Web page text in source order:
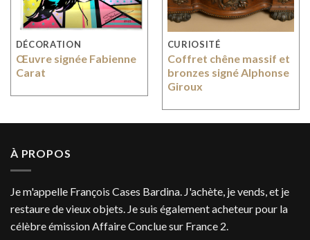
DÉCORATION
Œuvre signée Fabienne
Carat
CURIOSITÉ
Coffret chêne massif et
bronzes signé Alphonse
Giroux
À PROPOS
Je m'appelle François Cases Bardina. J'achète, je vends, et je
restaure de vieux objets. Je suis également acheteur pour la
célèbre émission Affaire Conclue sur France 2.